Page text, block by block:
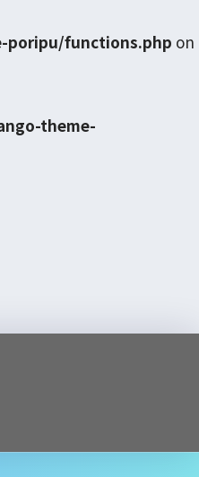
poripu/functions.php on
theme-